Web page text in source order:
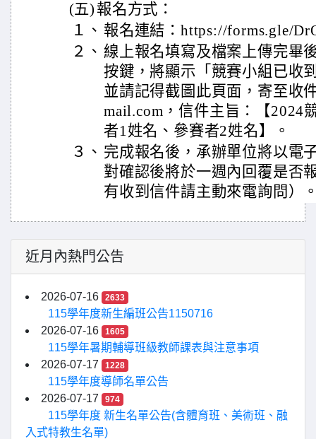
(五) 報名方式：
１、 報名連結：https://forms.gle/
２、 線上報名填寫及檔案上傳完畢
按鍵，將顯示「競賽小組已收
並請記得截圖此頁面，寄至收
mail.com，信件主旨：【2024
者1姓名、參賽者2姓名】。
３、 完成報名後，承辦單位將以電
對確認後將於一週內回覆是否
有收到信件請主動來電詢問）
近月內熱門公告
2026-07-16 2633
115學年度新生編班公告1150716
2026-07-16
1605
115學年暑期輔導班級教師課表與注意事項
2026-07-17
1228
115學年度導師名單公告
2026-07-17
974
115學年度 新生名單公告(含體育班、美術班、融
入式特教生名單)